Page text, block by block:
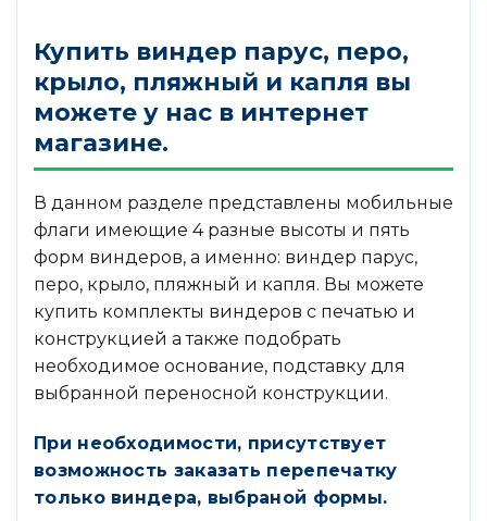
Купить виндер парус, перо,
крыло, пляжный и капля вы
можете у нас в интернет
магазине.
В данном разделе представлены мобильные
флаги имеющие 4 разные высоты и пять
форм виндеров, а именно: виндер парус,
перо, крыло, пляжный и капля. Вы можете
купить комплекты виндеров с печатью и
конструкцией а также подобрать
необходимое основание, подставку для
выбранной переносной конструкции.
При необходимости, присутствует
возможность заказать перепечатку
только виндера, выбраной формы.